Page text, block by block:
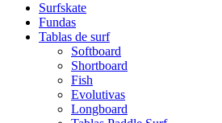
Surfskate
Fundas
Tablas de surf
Softboard
Shortboard
Fish
Evolutivas
Longboard